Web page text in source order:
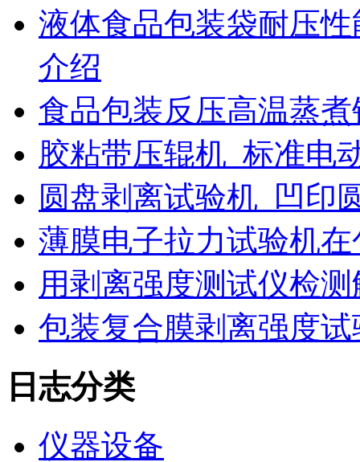
液体食品包装袋耐压
介绍
食品包装反压高温蒸
胶粘带压辊机_标准电
圆盘剥离试验机_凹印
薄膜电子拉力试验机
用剥离强度测试仪检
包装复合膜剥离强度
日志分类
仪器设备